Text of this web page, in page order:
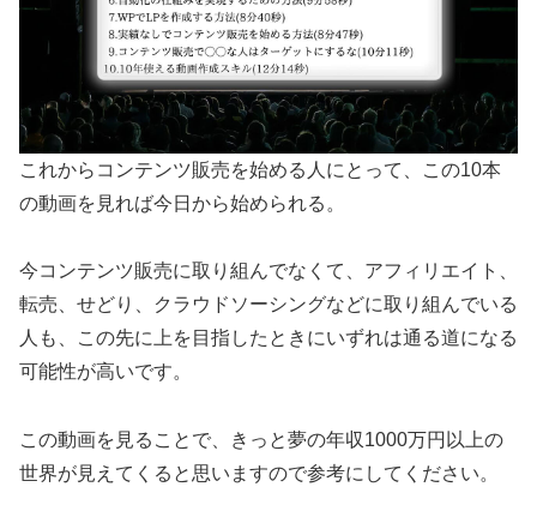
これからコンテンツ販売を始める人にとって、この10本
の動画を見れば今日から始められる。
今コンテンツ販売に取り組んでなくて、アフィリエイト、
転売、せどり、クラウドソーシングなどに取り組んでいる
人も、この先に上を目指したときにいずれは通る道になる
可能性が高いです。
この動画を見ることで、きっと夢の年収1000万円以上の
世界が見えてくると思いますので参考にしてください。